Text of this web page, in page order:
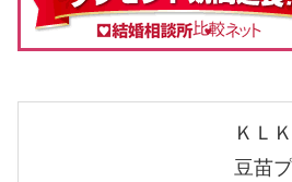
ＫＬ
豆苗